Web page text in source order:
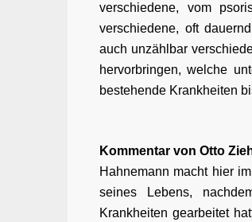
verschiedene, vom
verschiedene, oft
auch unzählbar
hervorbringen, welche
bestehende Krankheiten
Kommentar von Otto
Hahnemann macht hier
seines Lebens,
Krankheiten gearbeitet